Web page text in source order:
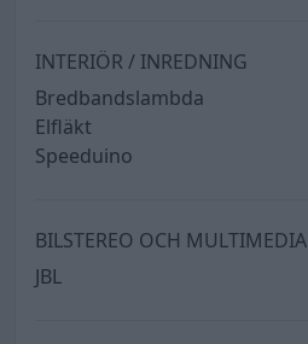
INTERIÖR / INREDNING
Bredbandslambda
Elfläkt
Speeduino
BILSTEREO OCH MULTIMEDIA
JBL